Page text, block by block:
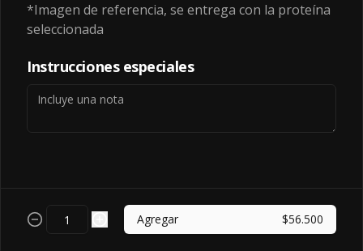
HIGHBALL
$13.500
*Imagen de referencia, se entrega con la proteína
seleccionada
Instrucciones especiales
Agregar $56.500